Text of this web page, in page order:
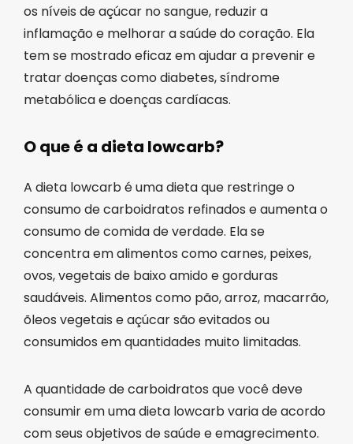
os níveis de açúcar no sangue, reduzir a
inflamação e melhorar a saúde do coração. Ela
tem se mostrado eficaz em ajudar a prevenir e
tratar doenças como diabetes, síndrome
metabólica e doenças cardíacas.
O que é a dieta lowcarb?
A dieta lowcarb é uma dieta que restringe o
consumo de carboidratos refinados e aumenta o
consumo de comida de verdade. Ela se
concentra em alimentos como carnes, peixes,
ovos, vegetais de baixo amido e gorduras
saudáveis. Alimentos como pão, arroz, macarrão,
õleos vegetais e açúcar são evitados ou
consumidos em quantidades muito limitadas.
A quantidade de carboidratos que você deve
consumir em uma dieta lowcarb varia de acordo
com seus objetivos de saúde e emagrecimento.